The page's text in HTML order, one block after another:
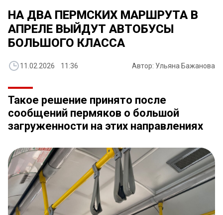
НА ДВА ПЕРМСКИХ МАРШРУТА В
АПРЕЛЕ ВЫЙДУТ АВТОБУСЫ
БОЛЬШОГО КЛАССА
11.02.2026 11:36 Автор: Ульяна Бажанова
Такое решение принято после
сообщений пермяков о большой
загруженности на этих направлениях